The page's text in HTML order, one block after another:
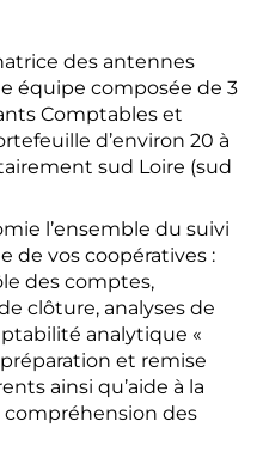
des antennes
équipe composée de 3
Comptables et
d’environ 20 à
sud Loire (sud
l’ensemble du suivi
de vos coopératives :
des comptes,
clôture, analyses de
analytique «
et remise
ainsi qu’aide à la
compréhension des